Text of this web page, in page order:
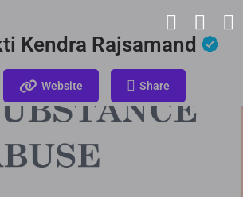
Kendra Rajsamand
Website Share